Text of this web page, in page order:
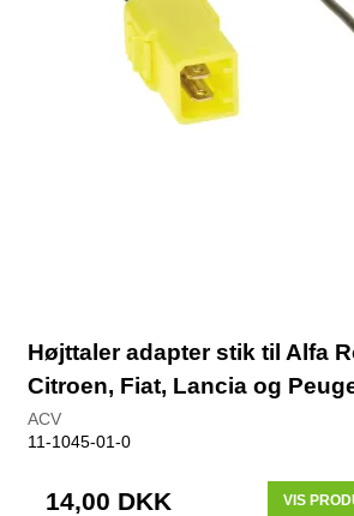
Højttaler adapter stik til Alfa
Citroen, Fiat, Lancia og
ACV
11-1045-01-0
14,00 DKK VIS